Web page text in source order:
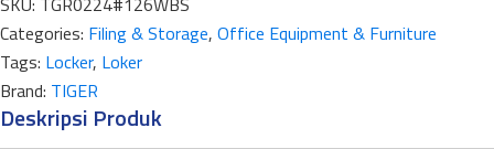
Categories: Filing & Storage, Office Equipment & Furniture
Tags: Locker, Loker
Brand: TIGER
Deskripsi Produk